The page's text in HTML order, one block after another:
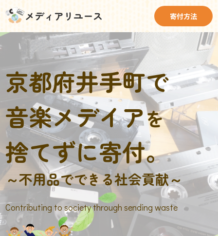
メディアリユース 寄付方法
京都府井手町で
音楽メデイアを
捨てずに寄付。
～不用品でできる社会貢献～
Contributing to society through sending waste